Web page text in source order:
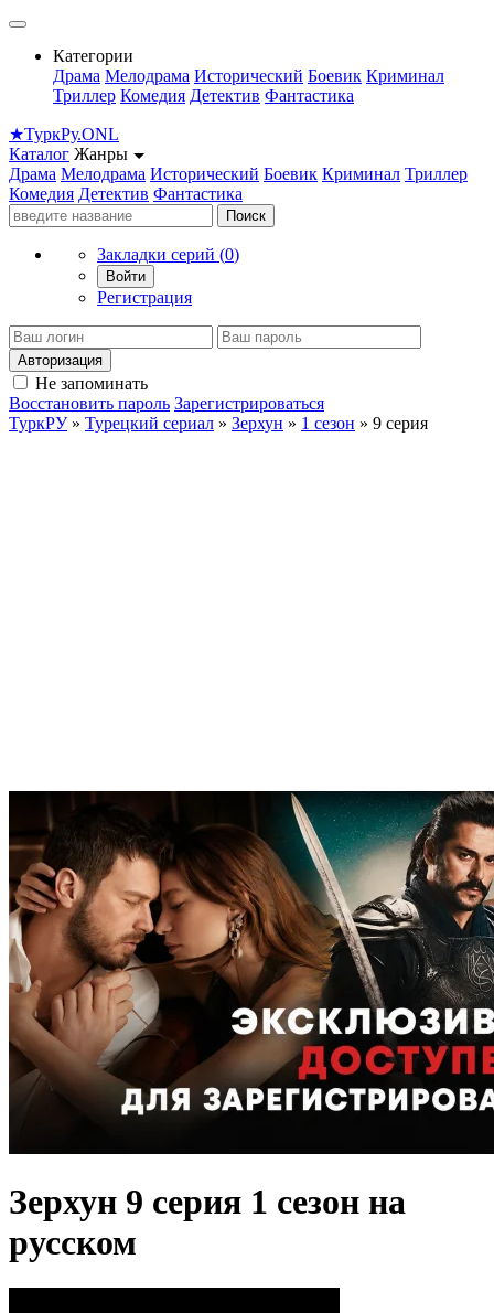
Категории
Драма Мелодрама Исторический Боевик Криминал
Триллер Комедия Детектив Фантастика
★ТуркРу.ONL
Каталог Жанры
Драма Мелодрама Исторический Боевик Криминал Триллер
Комедия Детектив Фантастика
Поиск
Закладки серий (0)
Войти
Регистрация
Авторизация
Не запоминать
Восстановить пароль Зарегистрироваться
ТуркРУ» Турецкий сериал » Зерхун » 1 сезон » 9 серия
Зерхун 9 серия 1 сезон на
русском